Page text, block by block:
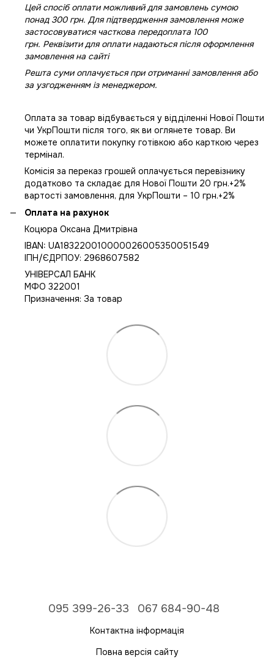
Цей спосіб оплати можливий для замовлень сумою
понад 300 грн. Для підтвердження замовлення може
застосовуватися часткова передоплата 100
грн. Реквізити для оплати надаються після оформлення
замовлення на сайті
Решта суми оплачується при отриманні замовлення або
за узгодженням із менеджером.
Оплата за товар відбувається у відділенні Нової Пошти
чи УкрПошти після того, як ви оглянете товар. Ви
можете оплатити покупку готівкою або карткою через
термінал.
Комісія за переказ грошей оплачується перевізнику
додатково та складає для Нової Пошти 20 грн.+2%
вартості замовлення, для УкрПошти – 10 грн.+2%
Оплата на рахунок
Коцюра Оксана Дмитрівна
IBAN: UA183220010000026005350051549
IПН/ЄДРПОУ: 2968607582
УНІВЕРСАЛ БАНК
МФО 322001
Призначення: За товар
095 399-26-33 067 684-90-48
Контактна інформація
Повна версія сайту